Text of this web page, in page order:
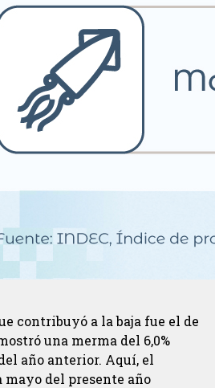
contribuyó a la baja fue el de
una merma del 6,0%
año anterior. Aquí, el
mayo del presente año